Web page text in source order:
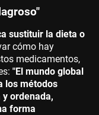
sustituir la dieta o
cómo hay
medicamentos,
"El mundo global
los métodos
ordenada,
forma